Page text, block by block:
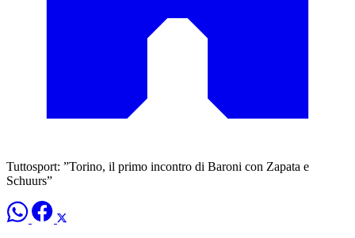
Tuttosport: ”Torino, il primo incontro di Baroni con Zapata e
Schuurs”